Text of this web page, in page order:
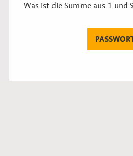
Was ist die Summe aus 1 und